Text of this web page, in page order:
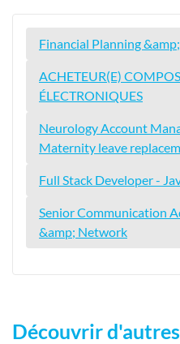
Financial Planning
ACHETEUR(E)
ÉLECTRONIQUES
Neurology Account
Maternity leave
Full Stack Developer -
Senior Communication
&amp; Network
Découvrir